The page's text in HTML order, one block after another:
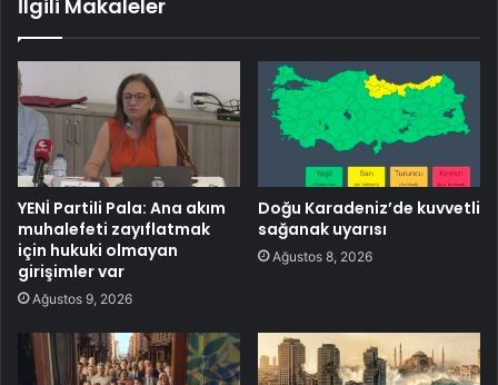
İlgili Makaleler
YENİ Partili Pala: Ana akım
muhalefeti zayıflatmak
için hukuki olmayan
girişimler var
Ağustos 9, 2026
Doğu Karadeniz’de kuvvetli
sağanak uyarısı
Ağustos 8, 2026